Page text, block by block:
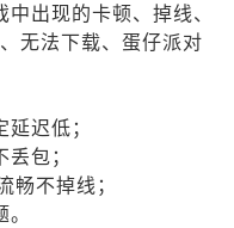
出现的卡顿、掉线、
无法下载、蛋仔派对
迟低；
包；
不掉线；